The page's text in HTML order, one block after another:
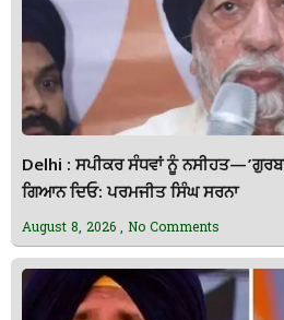
Delhi : ਸਪੀਕਰ ਸੰਧਵਾਂ ਨੂੰ
ਗਿਆਨ ਦਿਓ: ਪਰਮਜੀਤ ਸਿੰਘ ਸਰਨਾ
August 8, 2026 No Comments